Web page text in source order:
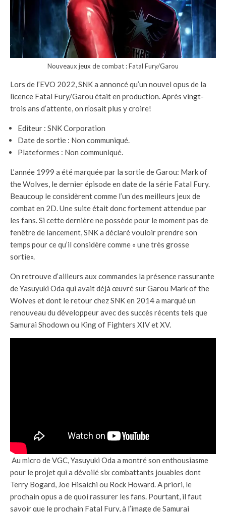
Nouveaux jeux de combat : Fatal Fury/Garou
Lors de l’EVO 2022, SNK a annoncé qu’un nouvel opus de la
licence Fatal Fury/Garou était en production. Après vingt-
trois ans d’attente, on n’osait plus y croire!
Editeur : SNK Corporation
Date de sortie : Non communiqué.
Plateformes : Non communiqué.
L’année 1999 a été marquée par la sortie de Garou: Mark of
the Wolves, le dernier épisode en date de la série Fatal Fury.
Beaucoup le considèrent comme l’un des meilleurs jeux de
combat en 2D. Une suite était donc fortement attendue par
les fans. Si cette dernière ne possède pour le moment pas de
fenêtre de lancement, SNK a déclaré vouloir prendre son
temps pour ce qu’il considère comme « une très grosse
sortie».
On retrouve d’ailleurs aux commandes la présence rassurante
de Yasuyuki Oda qui avait déjà œuvré sur Garou Mark of the
Wolves et dont le retour chez SNK en 2014 a marqué un
renouveau du développeur avec des succès récents tels que
Samurai Shodown ou King of Fighters XIV et XV.
Au micro de VGC, Yasuyuki Oda a montré son enthousiasme
pour le projet qui a dévoilé six combattants jouables dont
Terry Bogard, Joe Hisaichi ou Rock Howard. A priori, le
prochain opus a de quoi rassurer les fans. Pourtant, il faut
savoir que le prochain Fatal Fury, à l’image de Samurai